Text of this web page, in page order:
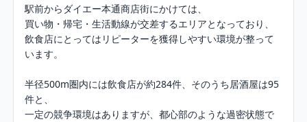
駅前からダイエー本通商店街にかけては、
買い物・帰宅・生活動線が交差するエリアとなっており、
飲食店にとってはリピーターを獲得しやすい環境が整って
います。
半径500m圏内には飲食店が約284件、そのうち居酒屋は95
件と、
一定の競争環境はありますが、都心部のような過密状態で